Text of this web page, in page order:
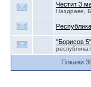
Честит 3
Наздраве,
"Борисов
Покажи